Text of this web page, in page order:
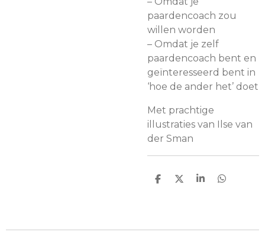
paardencoach zou
willen worden
– Omdat je zelf
paardencoach bent en
geïnteresseerd bent in
‘hoe de ander het’ doet
Met prachtige
illustraties van Ilse van
der Sman
D
D
S
D